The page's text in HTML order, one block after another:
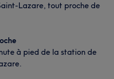
Lazare, tout proche de
à pied de la station de